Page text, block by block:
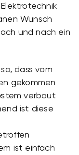
Wunsch
und nach ein
dass vom
gekommen
verbaut
ist diese
ist einfach